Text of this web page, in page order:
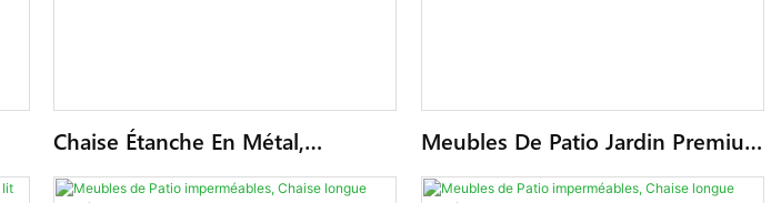
Chaise Étanche En Métal,
Chaise Longue D'extérieur En
Meubles De Patio Jardin Premium
Luxe Chaise Longue Ensemble